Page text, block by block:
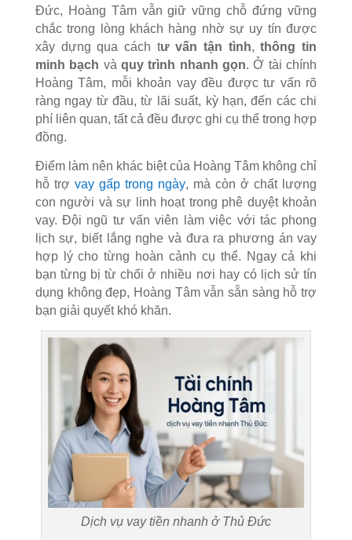
Đức, Hoàng Tâm vẫn giữ vững chỗ đứng vững
chắc trong lòng khách hàng nhờ sự uy tín được
xây dựng qua cách tư vấn tận tình, thông tin
minh bạch và quy trình nhanh gọn. Ở tài chính
Hoàng Tâm, mỗi khoản vay đều được tư vấn rõ
ràng ngay từ đầu, từ lãi suất, kỳ hạn, đến các chi
phí liên quan, tất cả đều được ghi cụ thể trong hợp
đồng.
Điểm làm nên khác biệt của Hoàng Tâm không chỉ
hỗ trợvay gấp trong ngày, mà còn ở chất lượng
con người và sự linh hoạt trong phê duyệt khoản
vay. Đội ngũ tư vấn viên làm việc với tác phong
lịch sự, biết lắng nghe và đưa ra phương án vay
hợp lý cho từng hoàn cảnh cụ thể. Ngay cả khi
bạn từng bị từ chối ở nhiều nơi hay có lịch sử tín
dụng không đẹp, Hoàng Tâm vẫn sẵn sàng hỗ trợ
bạn giải quyết khó khăn.
Dịch vụ vay tiền nhanh ở Thủ Đức